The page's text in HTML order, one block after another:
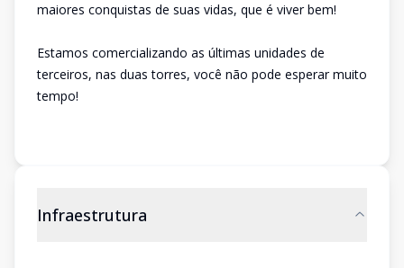
maiores conquistas de suas vidas, que é viver bem!
Estamos comercializando as últimas unidades de
terceiros, nas duas torres, você não pode esperar muito
tempo!
Infraestrutura